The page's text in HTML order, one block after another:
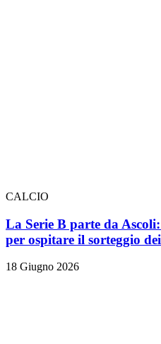
CALCIO
La Serie B parte da
per ospitare il sorteggio
18 Giugno 2026